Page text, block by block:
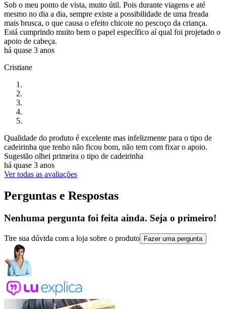
Sob o meu ponto de vista, muito útil. Pois durante viagens e até
mesmo no dia a dia, sempre existe a possibilidade de uma freada
mais brusca, o que causa o efeito chicote no pescoço da criança.
Está cumprindo muito bem o papel específico aí qual foi projetado o
apoio de cabeça.
há quase 3 anos
Cristiane
Qualidade do produto é excelente mas infelizmente para o tipo de
cadeirinha que tenho não ficou bom, não tem com fixar o apoio.
Sugestão olhei primeira o tipo de cadeirinha
há quase 3 anos
Ver todas as avaliações
Perguntas e Respostas
Nenhuma pergunta foi feita ainda. Seja o primeiro!
Tire sua dúvida com a loja sobre o produto Fazer uma pergunta